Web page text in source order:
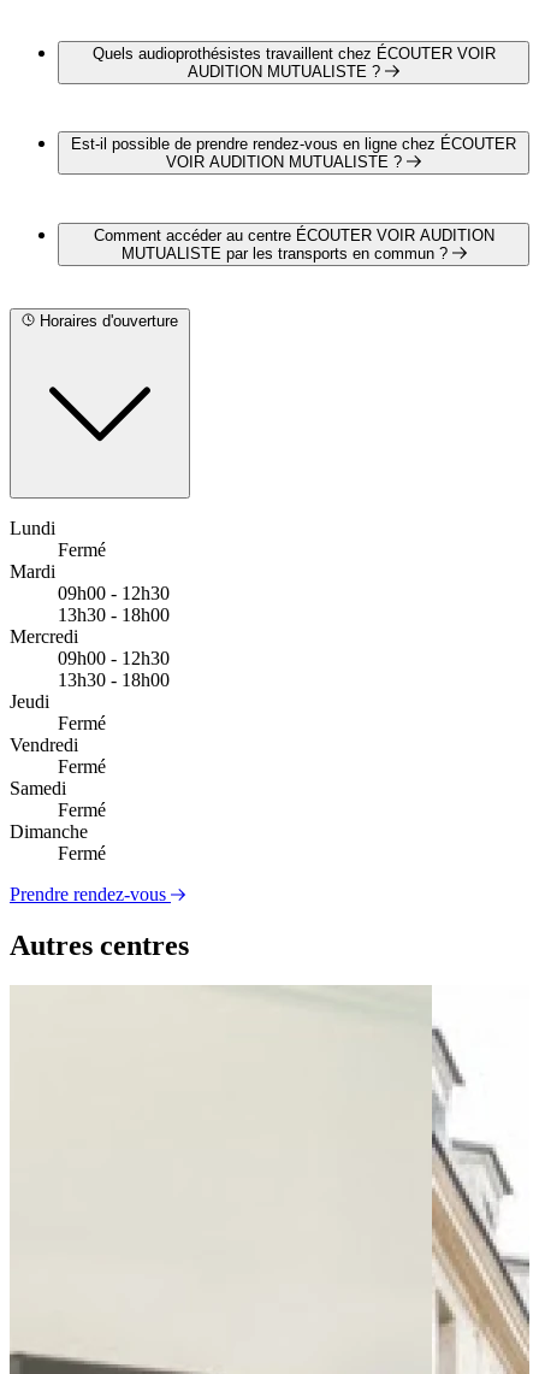
MUTUALISTE par téléphone au 03 85 48 77 32
Quels audioprothésistes travaillent chez ÉCOUTER VOIR
AUDITION MUTUALISTE ?
VOIR AUDITION MUTUALISTE
Est-il possible de prendre rendez-vous en ligne chez ÉCOUTER
VOIR AUDITION MUTUALISTE ?
ÉCOUTER VOIR AUDITION MUTUALISTE pour un
bilan auditif complet et gratuit en cliquant sur le lien suivant :
https://www.ecoutervoir.fr/trouver-un-magasin/chalon-sur-
Comment accéder au centre ÉCOUTER VOIR AUDITION
MUTUALISTE par les transports en commun ?
proximité des arrêts suivants :
Bus - Pôle Gares
Horaires d'ouverture
Lundi
Fermé
Mardi
09h00 - 12h30
13h30 - 18h00
Mercredi
09h00 - 12h30
13h30 - 18h00
Jeudi
Fermé
Vendredi
Fermé
Samedi
Fermé
Dimanche
Fermé
Prendre rendez-vous
Autres centres